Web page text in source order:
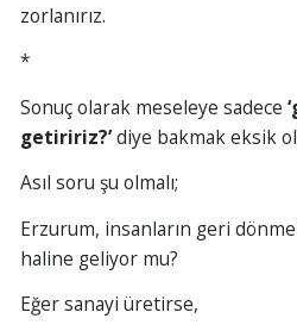
zorlanırız.
*
Sonuç olarak meseleye sadece
getiririz?’diye bakmak eksik
Asıl soru şu olmalı;
Erzurum, insanların geri
haline geliyor mu?
Eğer sanayi üretirse,